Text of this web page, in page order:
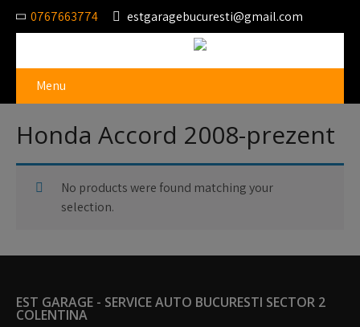
0767663774 estgaragebucuresti@gmail.com
Menu
Honda Accord 2008-prezent
No products were found matching your
selection.
EST GARAGE - SERVICE AUTO BUCURESTI SECTOR 2
COLENTINA